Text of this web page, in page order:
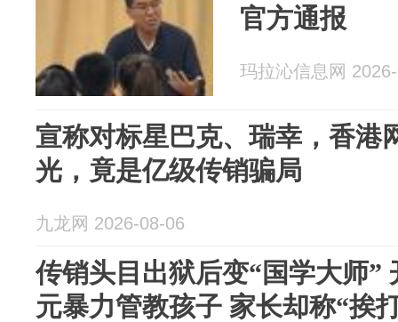
官方通报
玛拉沁信息网
宣称对标星巴克、瑞幸，香港
光，竟是亿级传销骗局
九龙网 2026-08-06
传销头目出狱后变“国学大师”
元暴力管教孩子 家长却称“挨